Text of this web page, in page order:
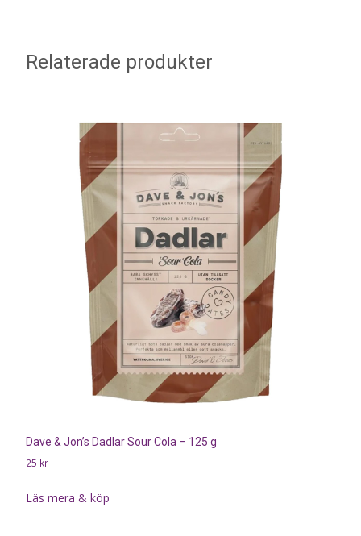
Relaterade produkter
Dave & Jon’s Dadlar Sour Cola – 125 g
25 kr
Läs mera & köp